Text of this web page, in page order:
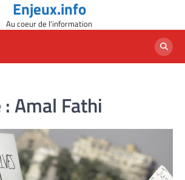
Enjeux.info
Au coeur de l'information
Amal Fathi